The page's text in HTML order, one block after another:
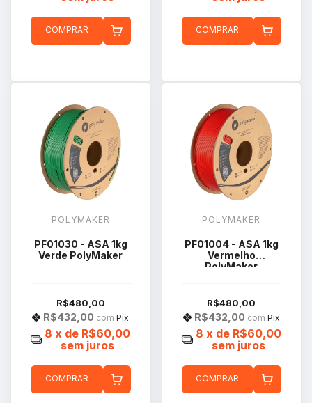
COMPRAR COMPRAR
POLYMAKER
PF01030 - ASA 1kg
Verde PolyMaker
R$480,00
R$432,00 com Pix
8 x de R$60,00
sem juros
COMPRAR
POLYMAKER
PF01004 - ASA 1kg
Vermelho
PolyMaker
R$480,00
R$432,00 com Pix
8 x de R$60,00
sem juros
COMPRAR